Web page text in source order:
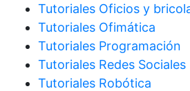
Tutoriales Oficios y
Tutoriales Ofimática
Tutoriales Programación
Tutoriales Redes Sociales
Tutoriales Robótica